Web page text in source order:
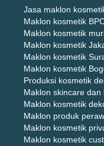
Jasa maklon
Maklon kosmetik
Maklon kosmetik
Maklon kosmetik
Maklon kosmetik
Maklon kosmetik
Produksi kosmetik
Maklon skincare dan
Maklon kosmetik
Maklon produk
Maklon kosmetik
Maklon kosmetik